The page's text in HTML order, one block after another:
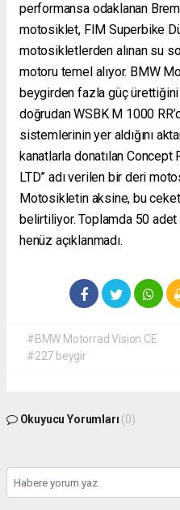
performansa odaklanan
motosiklet, FIM Superbike
motosikletlerden alınan su
motoru temel alıyor. BMW
beygirden fazla güç
doğrudan WSBK M 1000
sistemlerinin yer aldığını
kanatlarla donatılan Concept
LTD” adı verilen bir deri
Motosikletin aksine, bu
belirtiliyor. Toplamda 50
henüz açıklanmadı.
#BMW Motorrad Vision CE
#227 beygir
Okuyucu Yorumları (0)